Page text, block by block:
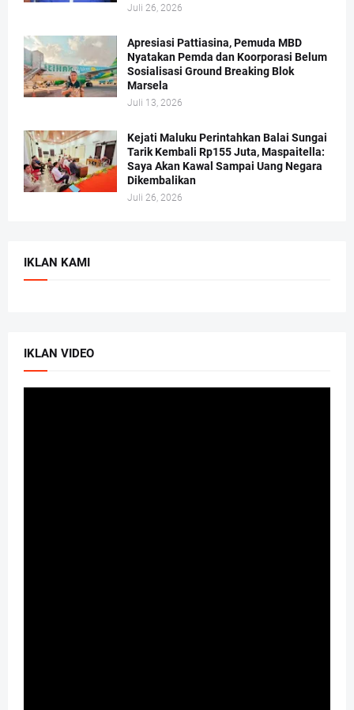
Juli 26, 2026
Apresiasi Pattiasina, Pemuda MBD
Nyatakan Pemda dan Koorporasi Belum
Sosialisasi Ground Breaking Blok
Marsela
Juli 13, 2026
Kejati Maluku Perintahkan Balai Sungai
Tarik Kembali Rp155 Juta, Maspaitella:
Saya Akan Kawal Sampai Uang Negara
Dikembalikan
Juli 26, 2026
IKLAN KAMI
IKLAN VIDEO